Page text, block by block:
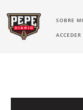
SOBRE MI
ACCEDER